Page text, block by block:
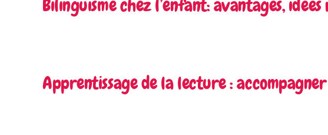
Bilinguisme chez l’enfant: avantages,
Apprentissage de la lecture :